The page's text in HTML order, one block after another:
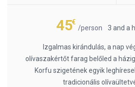
45€
/person 3 and a
Izgalmas kirándulás, a nap
olívaszakértőt farag belőled a
Korfu szigetének egyik
tradicionális